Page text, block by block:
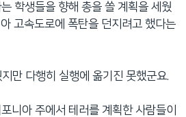
학생들을 향해 총을 쏠 계획을 세웠
고속도로에 폭탄을 던지려고 했다는
만 다행히 실행에 옮기진 못했군요.
니아 주에서 테러를 계획한 사람들이